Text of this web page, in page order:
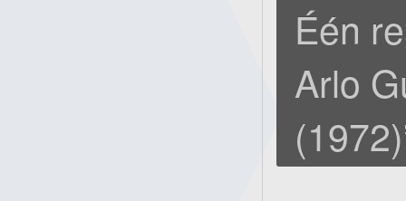
Één
Arlo
(1972)